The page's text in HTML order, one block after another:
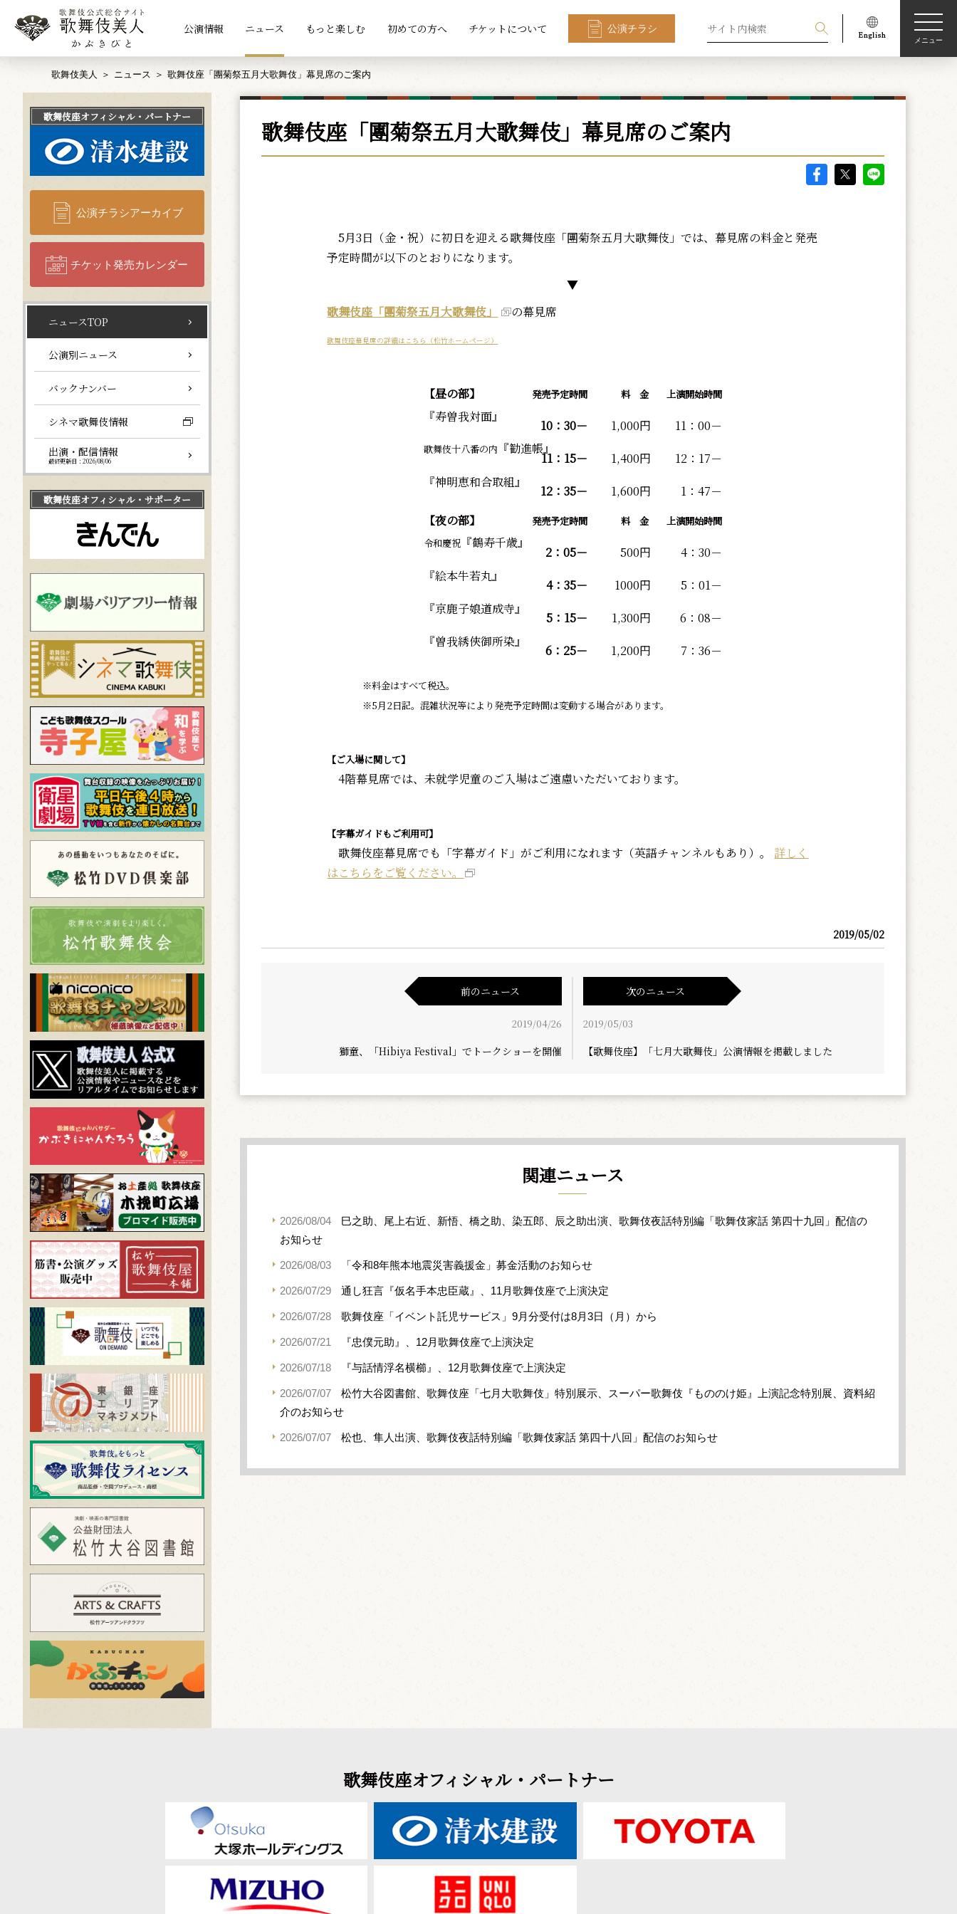
公演情報 ニュース もっと楽しむ 初めての方へ チケットについて 公演チラシ
メニュー
歌舞伎美人 ニュース 歌舞伎座「團菊祭五月大歌舞伎」幕見席のご案内
歌舞伎座「團菊祭五月大歌舞伎」幕見席のご案内
5月3日（金・祝）に初日を迎える歌舞伎座「團菊祭五月大歌舞伎」では、幕見席の料金と発売
予定時間が以下のとおりになります。
▼
歌舞伎座「團菊祭五月大歌舞伎」
の幕見席
歌舞伎座幕見席の詳細はこちら（松竹ホームページ）
【昼の部】 発売予定時間 料 金 上演開始時間
『寿曽我対面』
10：30－ 1,000円 11：00－
歌舞伎十八番の内 『勧進帳』
11：15－ 1,400円
12：17－
『神明恵和合取組』
12：35－ 1,600円
1：47－
【夜の部】
発売予定時間 料 金
上演開始時間
令和慶祝『鶴寿千歳』
2：05－ 500円
4：30－
『絵本牛若丸』
4：35－ 1000円
5：01－
『京鹿子娘道成寺』
5：15－ 1,300円
6：08－
『曽我綉俠御所染』
6：25－ 1,200円 7：36－
※料金はすべて税込。
※5月2日記。混雑状況等により発売予定時間は変動する場合があります。
【ご入場に関して】
4階幕見席では、未就学児童のご入場はご遠慮いただいております。
【字幕ガイドもご利用可】
歌舞伎座幕見席でも「字幕ガイド」がご利用になれます（英語チャンネルもあり）。 詳しく
はこちらをご覧ください。
2019/05/02
前のニュース
2019/04/26
獅童、「Hibiya Festival」でトークショーを開催
次のニュース
2019/05/03
【歌舞伎座】「七月大歌舞伎」公演情報を掲載しました
関連ニュース
2026/08/04
巳之助、尾上右近、新悟、橋之助、染五郎、辰之助出演、歌舞伎夜話特別編「歌舞伎家話 第四十九回」配信の
お知らせ
2026/08/03 「令和8年熊本地震災害義援金」募金活動のお知らせ
2026/07/29 通し狂言『仮名手本忠臣蔵』、11月歌舞伎座で上演決定
2026/07/28 歌舞伎座「イベント託児サービス」9月分受付は8月3日（月）から
2026/07/21 『忠僕元助』、12月歌舞伎座で上演決定
2026/07/18 『与話情浮名横櫛』、12月歌舞伎座で上演決定
2026/07/07
松竹大谷図書館、歌舞伎座「七月大歌舞伎」特別展示、スーパー歌舞伎『もののけ姫』上演記念特別展、資料紹
介のお知らせ
2026/07/07 松也、隼人出演、歌舞伎夜話特別編「歌舞伎家話 第四十八回」配信のお知らせ
歌舞伎座オフィシャル・パートナー
公演チラシアーカイブ
チケット発売カレンダー
ニュースTOP
公演別ニュース
バックナンバー
シネマ歌舞伎情報
出演・配信情報
最終更新日：2026/08/06
歌舞伎座オフィシャル・サポーター
歌舞伎座オフィシャル・パートナー